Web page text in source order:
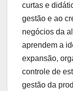
curtas e
gestão e ao
negócios da
aprendem a
expansão,
controle de
gestão da